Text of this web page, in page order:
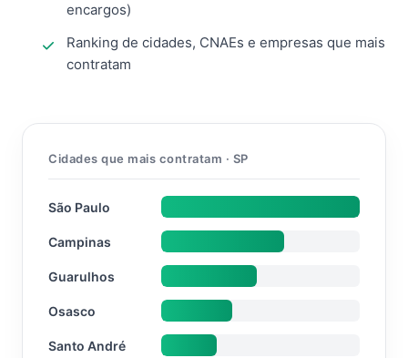
encargos)
Ranking de cidades, CNAEs e empresas que mais
contratam
Cidades que mais contratam · SP
São Paulo
Campinas
Guarulhos
Osasco
Santo André